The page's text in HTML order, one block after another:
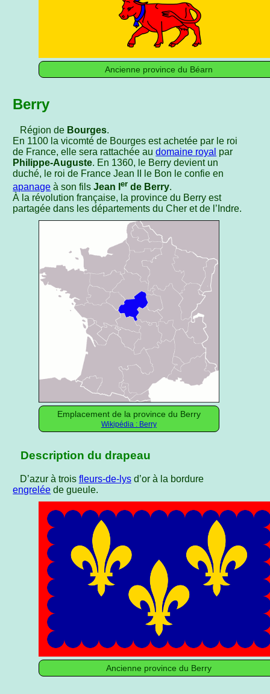
Ancienne province du Béarn
Berry
Région de Bourges.
En 1100 la vicomté de Bourges est achetée par le roi
de France, elle sera rattachée audomaine royal par
Philippe-Auguste. En 1360, le Berry devient un
duché, le roi de France Jean II le Bon le confie en
apanage à son filsJean Ier de Berry.
À la révolution française, la province du Berry est
partagée dans les départements du Cher et de l’Indre.
Emplacement de la province du Berry
Wikipédia : Berry
Description du drapeau
D’azur à trois fleurs-de-lysd’or à la bordure
engrelée de gueule.
Ancienne province du Berry